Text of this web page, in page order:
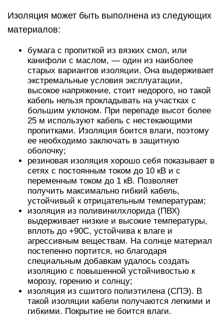
Изоляция может быть выполнена из следующих
материалов:
бумага с пропиткой из вязких смол, или
канифоли с маслом, — один из наиболее
старых вариантов изоляции. Она выдерживает
экстремальные условия эксплуатации,
высокое напряжение, стоит недорого, но такой
кабель нельзя прокладывать на участках с
большим уклоном. При перепаде высот более
25 м используют кабель с нестекающими
пропитками. Изоляция боится влаги, поэтому
ее необходимо заключать в защитную
оболочку;
резиновая изоляция хорошо себя показывает в
сетях с постоянным током до 10 кВ и с
переменным током до 1 кВ. Позволяет
получить максимально гибкий кабель,
устойчивый к отрицательным температурам;
изоляция из поливинилхлорида (ПВХ)
выдерживает низкие и высокие температуры,
вплоть до +90С, устойчива к влаге и
агрессивным веществам. На солнце материал
постепенно портится, но благодаря
специальным добавкам удалось создать
изоляцию с повышенной устойчивостью к
морозу, горению и солнцу;
изоляция из сшитого полиэтилена (СПЭ). В
такой изоляции кабели получаются легкими и
гибкими. Покрытие не боится влаги.